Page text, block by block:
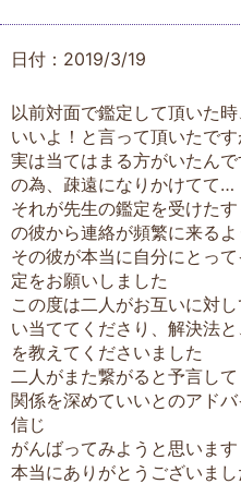
日付：2019/3/19
以前対面で鑑定して頂いた
いいよ！と言って頂いたで
実は当てはまる方がいたん
の為、疎遠になりかけてて…
それが先生の鑑定を受けた
の彼から連絡が頻繁に来る
その彼が本当に自分にとっ
定をお願いしました
この度は二人がお互いに対
い当ててくださり、解決法
を教えてくださいました
二人がまた繋がると予言し
関係を深めていいとのアド
信じ
がんばってみようと思います
本当にありがとうございまし